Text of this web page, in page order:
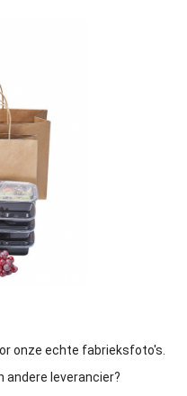
onze echte fabrieksfoto's.
andere leverancier?